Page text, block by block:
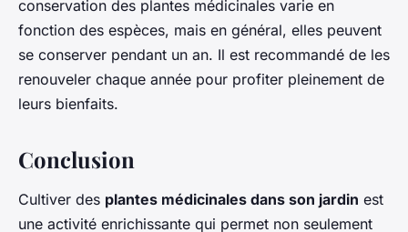
conservation des plantes médicinales varie en
fonction des espèces, mais en général, elles peuvent
se conserver pendant un an. Il est recommandé de les
renouveler chaque année pour profiter pleinement de
leurs bienfaits.
Conclusion
Cultiver des plantes médicinales dans son jardin est
une activité enrichissante qui permet non seulement